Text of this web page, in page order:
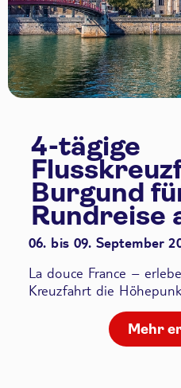
4-tägige
Burgund
Rundreise
06. bis 09. September
La douce France –
Kreuzfahrt die
Mehr